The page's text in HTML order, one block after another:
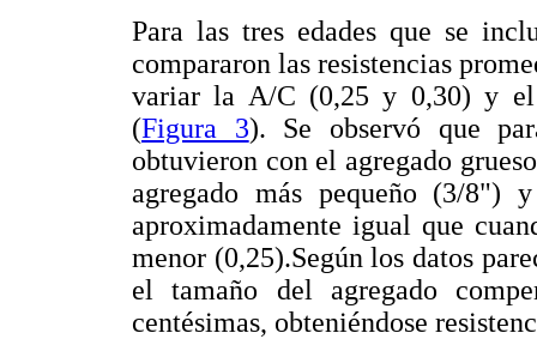
Para las tres edades que se
compararon las resistencias
variar la A/C (0,25 y 0,30) y
(Figura 3). Se observó que
obtuvieron con el agregado
agregado más pequeño (3/
aproximadamente igual que
menor (0,25).Según los datos
el tamaño del agregado
centésimas, obteniéndose